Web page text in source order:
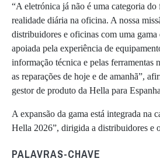
“A eletrónica já não é uma categoria do
realidade diária na oficina. A nossa
distribuidores e oficinas com uma gama
apoiada pela experiência de
informação técnica e pelas ferramentas
as reparações de hoje e de amanhã”,
gestor de produto da Hella para
A expansão da gama está integrada na
Hella 2026”, dirigida a distribuidores e
PALAVRAS-CHAVE